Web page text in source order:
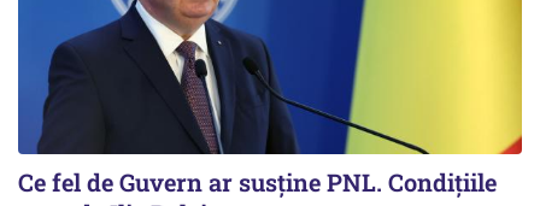
Ce fel de Guvern ar susține PNL. Condițiile